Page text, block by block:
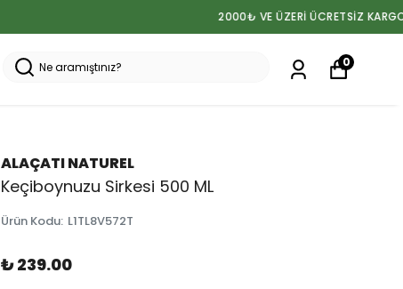
0
ALAÇATI NATUREL
Keçiboynuzu Sirkesi 500 ML
Ürün Kodu: L1TL8V572T
₺ 239.00